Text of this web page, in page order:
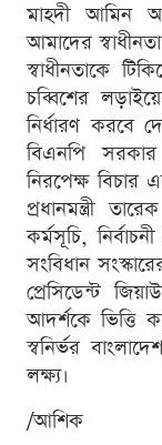
মাহদী আমিন
আমাদের
স্বাধীনতাকে
চব্বিশের
নির্ধারণ করবে
বিএনপি
নিরপেক্ষ বিচার
প্রধানমন্ত্রী
কর্মসূচি,
সংবিধান
প্রেসিডেন্ট
আদর্শকে ভিত্তি
স্বনির্ভর
লক্ষ্য।
/আশিক